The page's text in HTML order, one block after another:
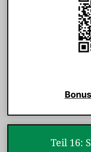
Teil 16: